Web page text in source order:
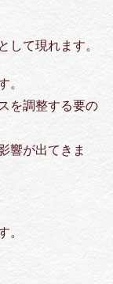
して現れます。
。
を調整する要の
響が出てきま
。